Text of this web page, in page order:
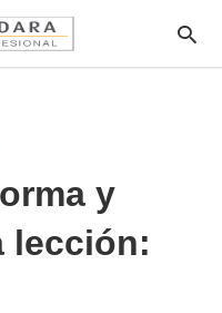
y
lección: